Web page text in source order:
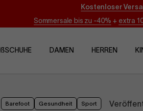
Kostenloser
Sommersale bis zu -40% + extra
DAMEN HERREN
Barefoot Gesundheit Sport